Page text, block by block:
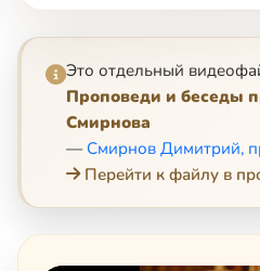
Это отдельный
Проповеди и беседы
Смирнова
— Смирнов Димитрий,
Перейти к файлу в